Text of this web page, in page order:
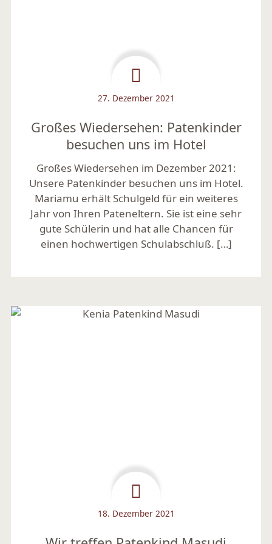
27. Dezember 2021
Großes Wiedersehen: Patenkinder
besuchen uns im Hotel
Großes Wiedersehen im Dezember 2021:
Unsere Patenkinder besuchen uns im Hotel.
Mariamu erhält Schulgeld für ein weiteres
Jahr von Ihren Pateneltern. Sie ist eine sehr
gute Schülerin und hat alle Chancen für
einen hochwertigen Schulabschluß. […]
18. Dezember 2021